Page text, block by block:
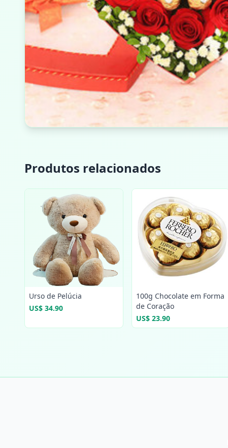
Produtos relacionados
Urso de Pelúcia
US$ 34.90
100g Chocolate em Forma
de Coração
US$ 23.90